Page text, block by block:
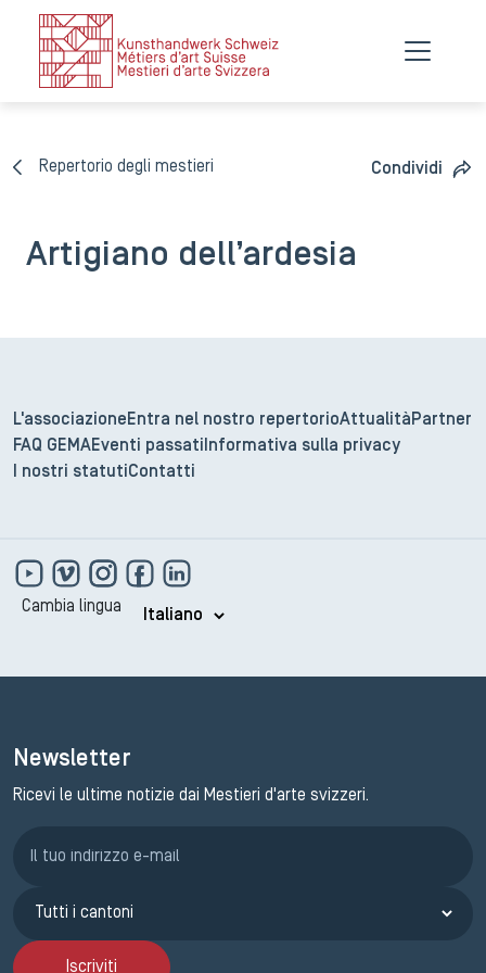
Repertorio degli mestieri Condividi
Artigiano dell’ardesia
L'associazione Entra nel nostro repertorioAttualità Partner
FAQ GEMAEventi passati
Informativa sulla privacy
I nostri statuti Contatti
Cambia lingua
Newsletter
Ricevi le ultime notizie dai Mestieri d'arte svizzeri.
Iscriviti